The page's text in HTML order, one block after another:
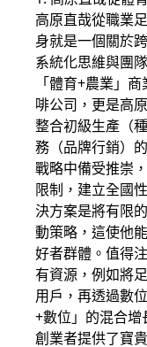
高原直哉從職業
身就是一個關於
系統化思維與團
「體育+農業」
啡公司，更是高
整合初級生產（
務（品牌行銷）
戰略中備受推崇
限制，建立全國
決方案是將有限
動策略，這使他
好者群體。值得
有資源，例如將
用戶，再透過數
+數位」的混合
創業者提供了寶